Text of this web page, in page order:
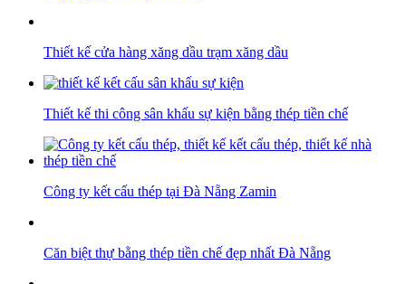
Thiết kế cửa hàng xăng dầu trạm xăng dầu
Thiết kế thi công sân khấu sự kiện bằng thép tiền chế
Công ty kết cấu thép tại Đà Nẵng Zamin
Căn biệt thự bằng thép tiền chế đẹp nhất Đà Nẵng